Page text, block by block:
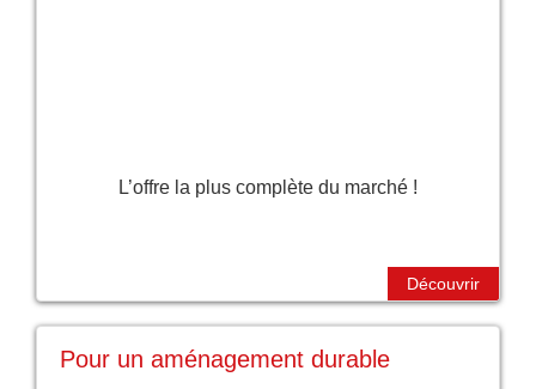
L’offre la plus complète du marché !
Découvrir
Pour un aménagement durable